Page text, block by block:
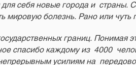
себя новые города и страны.
мировую болезнь. Рано или
границ. Понимая
спасибо каждому из 4000
усилиям на